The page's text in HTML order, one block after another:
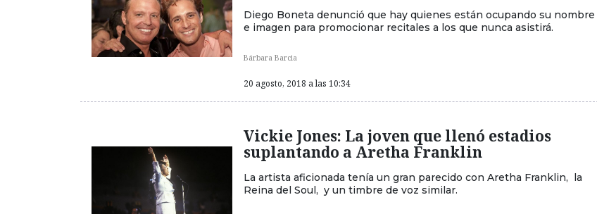
Diego Boneta denunció que hay quienes están ocupando su nombre
e imagen para promocionar recitales a los que nunca asistirá.
Bárbara Barcia
20 agosto, 2018 a las 10:34
Vickie Jones: La joven que llenó estadios
suplantando a Aretha Franklin
La artista aficionada tenía un gran parecido con Aretha Franklin, la
Reina del Soul, y un timbre de voz similar.